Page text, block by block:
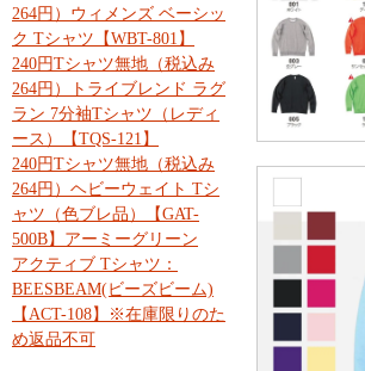
264円）ウィメンズ ベーシッ
ク Tシャツ【WBT-801】
240円Tシャツ無地（税込み
264円）トライブレンド ラグ
ラン 7分袖Tシャツ（レディ
ース）【TQS-121】
240円Tシャツ無地（税込み
264円）ヘビーウェイト Tシ
ャツ（色ブレ品）【GAT-
500B】アーミーグリーン
アクティブ Tシャツ：
BEESBEAM(ビーズビーム)
【ACT-108】※在庫限りのた
め返品不可